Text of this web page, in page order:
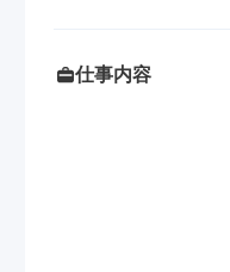
仕事内容